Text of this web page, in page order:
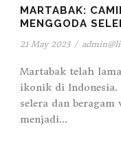
MARTABAK:
MENGGODA
21 May 2023 /
Martabak telah
ikonik di Indonesia.
selera dan
menjadi...